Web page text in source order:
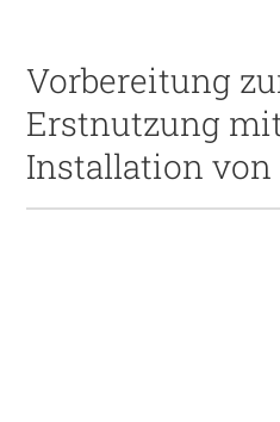
Vorbereitung
Erstnutzung
Installation von